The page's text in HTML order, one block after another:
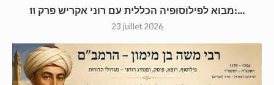
מבוא לפילוסופיה הכללית עם רוני אקריש פרק 11:...
23 juillet 2026